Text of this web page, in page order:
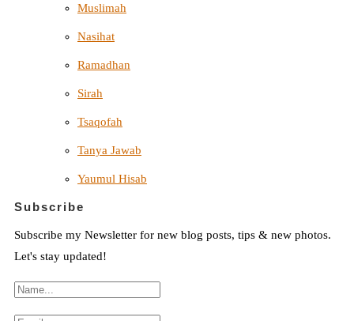
Muslimah
Nasihat
Ramadhan
Sirah
Tsaqofah
Tanya Jawab
Yaumul Hisab
Subscribe
Subscribe my Newsletter for new blog posts, tips & new photos.
Let's stay updated!